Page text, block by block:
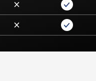
×
×